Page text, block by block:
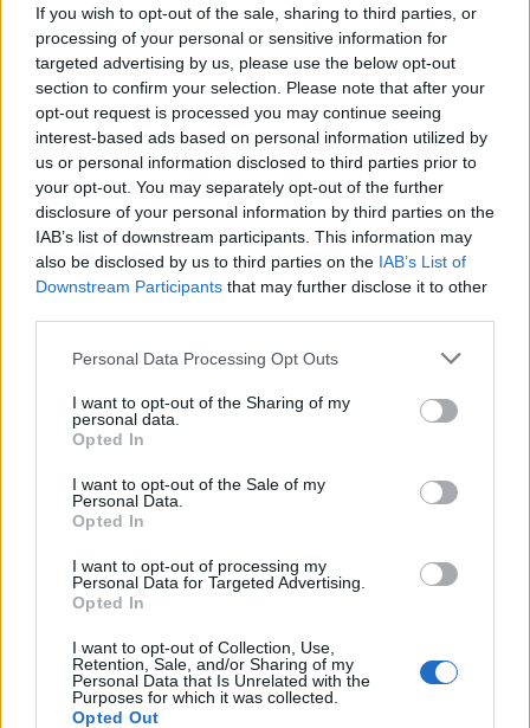
If you wish to opt-out of the sale, sharing to third parties, or
processing of your personal or sensitive information for
targeted advertising by us, please use the below opt-out
section to confirm your selection. Please note that after your
opt-out request is processed you may continue seeing
interest-based ads based on personal information utilized by
us or personal information disclosed to third parties prior to
your opt-out. You may separately opt-out of the further
disclosure of your personal information by third parties on the
IAB’s list of downstream participants. This information may
also be disclosed by us to third parties on the IAB’s List of
Downstream Participants that may further disclose it to other
Personal Data Processing Opt Outs
I want to opt-out of the Sharing of my
personal data.
Opted In
I want to opt-out of the Sale of my
Personal Data.
Opted In
I want to opt-out of processing my
Personal Data for Targeted Advertising.
Opted In
I want to opt-out of Collection, Use,
Retention, Sale, and/or Sharing of my
Personal Data that Is Unrelated with the
Purposes for which it was collected.
Opted Out
αποδώσουν, τότε μπορεί να χρειαστεί
κερατοπλαστική, όπως αποκαλείται η
μεταμόσχευση κερατοειδούς. Για να
αποφευχθεί αυτή, απαραίτητος είναι ο
προληπτικός έλεγχος του πληθυσμού.
«Ο κερατόκωνος βλέπουμε ότι αποτελεί ειδικά
για τη χώρα μας μία πάθηση που θα πρέπει να
διερευνάται σε όλο τον πληθυσμό. Ειδικά οι
ειδική φωτογράφιση του κερατοειδή χιτώνα
που παίρνει δευτερόλεπτα για να
αλγόριθμους που έχουν ήδη τα διαγνωστικά
μηχανήματα, μπορεί να γίνει έγκαιρη
διάγνωση και, εάν χρειαστεί, παρέμβαση με
απλή διασύνδεση του κερατοειδή, κάτι που
διά βίου», καταλήγει ο κ. Κανελλόπουλος.